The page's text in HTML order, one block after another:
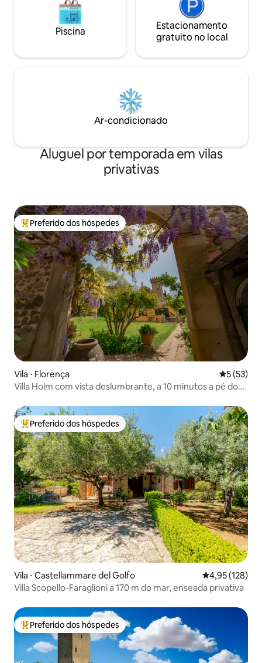
Piscina
Estacionamento
gratuito no local
Ar-condicionado
Aluguel por temporada em vilas
privativas
Entre os melhores preferidos dos hóspedes
Preferido dos hóspedes
Vila ⋅ Florença 5 de uma
5 (53)
Villa Holm com vista deslumbrante, a 10 minutos a pé do
Entre os melhores preferidos dos hóspedes
Preferido dos hóspedes
Vila ⋅ Castellammare del Golfo 4,95 de uma
4,95 (128)
Villa Scopello-Faraglioni a 170 m do mar, enseada privativa
Entre os melhores preferidos dos hóspedes
Preferido dos hóspedes